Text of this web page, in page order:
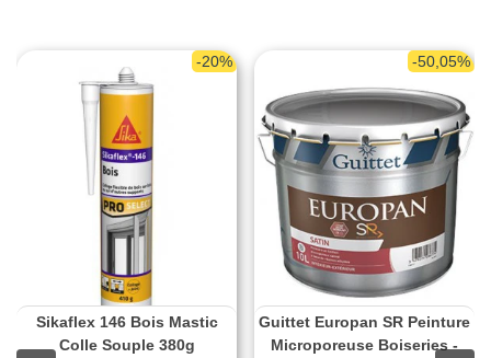
-20%
Sikaflex 146 Bois Mastic
Colle Souple 380g
-50,05%
Guittet Europan SR Peinture
Microporeuse Boiseries -